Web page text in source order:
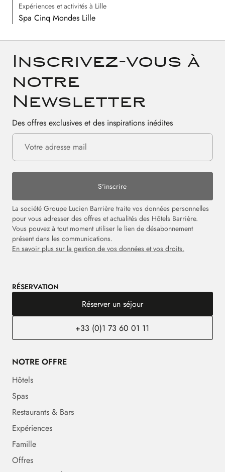
Expériences et activités à Lille
Spa Cinq Mondes Lille
Inscrivez-vous à
notre
Newsletter
Des offres exclusives et des inspirations inédites
S'inscrire
La société Groupe Lucien Barrière traite vos données personnelles
pour vous adresser des offres et actualités des Hôtels Barrière.
Vous pouvez à tout moment utiliser le lien de désabonnement
présent dans les communications.
En savoir plus sur la gestion de vos données et vos droits.
RÉSERVATION
Réserver un séjour
+33 (0)1 73 60 01 11
NOTRE OFFRE
Hôtels
Spas
Restaurants & Bars
Expériences
Famille
Offres